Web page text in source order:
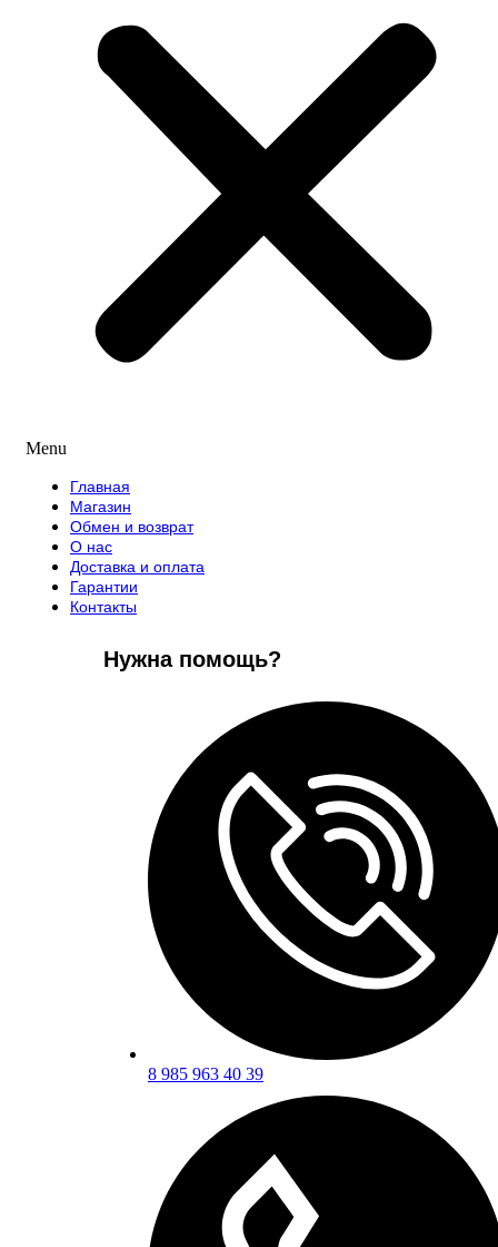
Menu
Главная
Магазин
Обмен и возврат
О нас
Доставка и оплата
Гарантии
Контакты
Нужна помощь?
8 985 963 40 39